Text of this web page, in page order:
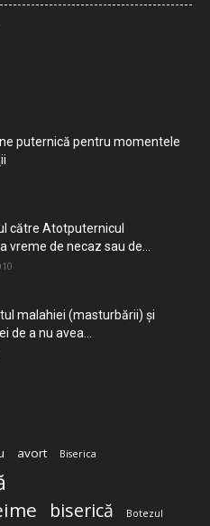
puternică pentru momentele
către Atotputernicul
vreme de necaz sau de...
malahiei (masturbării) şi
de a nu avea...
avort Biserica
biserică Botezul